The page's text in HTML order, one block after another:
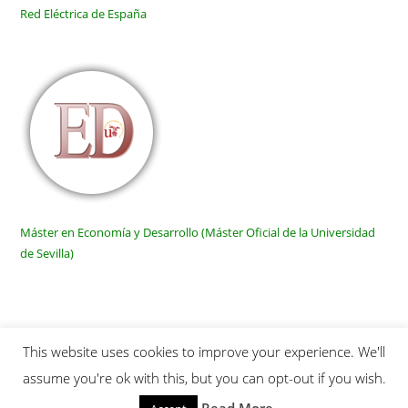
Red Eléctrica de España
Máster en Economía y Desarrollo (Máster Oficial de la Universidad
de Sevilla)
Publicaciones
Contactar
This website uses cookies to improve your experience. We'll
assume you're ok with this, but you can opt-out if you wish.